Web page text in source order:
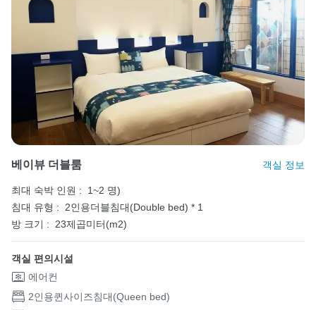
베이뷰 더블룸 객실 정보
최대 숙박 인원 :
1~2 명)
침대 유형 : 2인용더블침대(Double bed) * 1
방 크기 : 23제곱미터(m2)
객실 편의시설
에어컨
2인용퀸사이즈침대(Queen bed)